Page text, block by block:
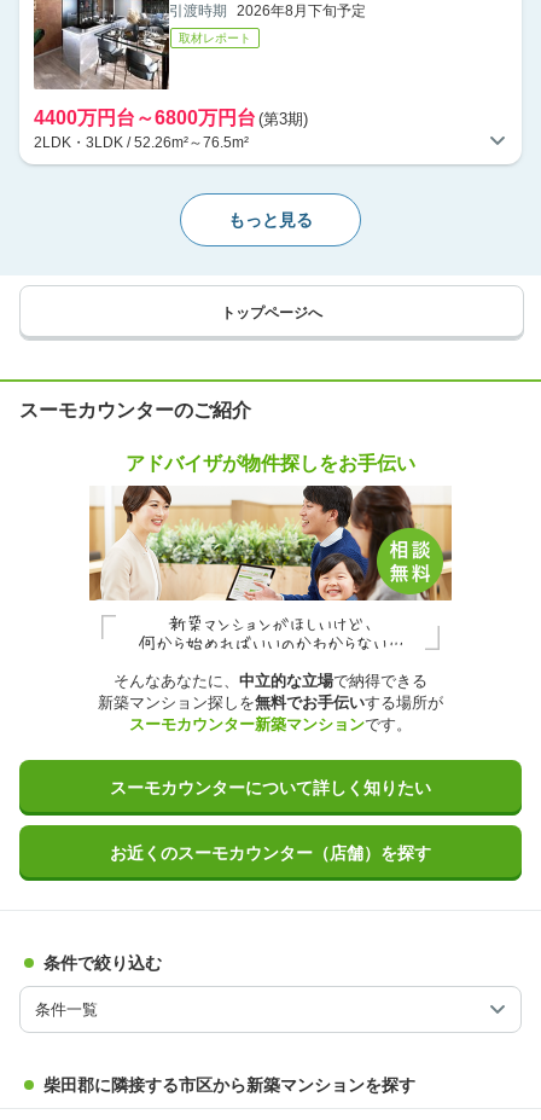
引渡時期
2026年8月下旬予定
取材レポート
4400万円台～6800万円台 (第3期)
2LDK・3LDK / 52.26m²～76.5m²
もっと見る
トップページへ
スーモカウンターのご紹介
アドバイザが物件探しをお手伝い
そんなあなたに、 中立的な立場で納得できる
新築マンション探しを無料でお手伝いする場所が
スーモカウンター新築マンションです。
スーモカウンターについて詳しく知りたい
お近くのスーモカウンター（店舗）を探す
条件で絞り込む
条件一覧
柴田郡に隣接する市区から新築マンションを探す